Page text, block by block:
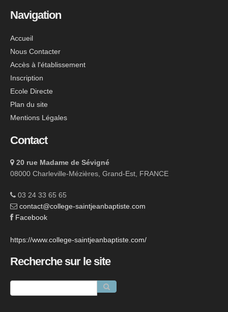
Navigation
Accueil
Nous Contacter
Accès à l'établissement
Inscription
Ecole Directe
Plan du site
Mentions Légales
Contact
20 rue Madame de Sévigné
08000 Charleville-Mézières, Grand-Est, FRANCE
03 24 33 65 65
contact@college-saintjeanbaptiste.com
Facebook
https://www.college-saintjeanbaptiste.com/
Recherche sur le site